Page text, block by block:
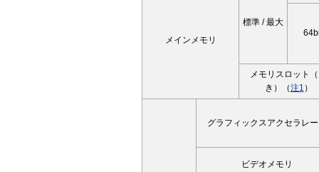
メインメモリ
標準 / 最大
メモリスロット
き）（注1 ）
グラフィックスアクセラレ
ビデオメモリ